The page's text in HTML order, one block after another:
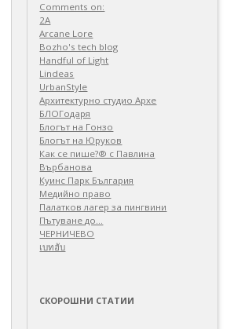
Comments on:
2A
Arcane Lore
Bozho's tech blog
Handful of Light
Lindeas
UrbanStyle
Архитектурно студио Архе
БЛОГодаря
Блогът на Гонзо
Блогът на Юруков
Как се пише?® с Павлина
Върбанова
Куинс Парк България
Медийно право
Палатков лагер зa пингвини
Пътуване до…
ЧЕРНИЧЕВО
เบทฮับ
СКОРОШНИ СТАТИИ